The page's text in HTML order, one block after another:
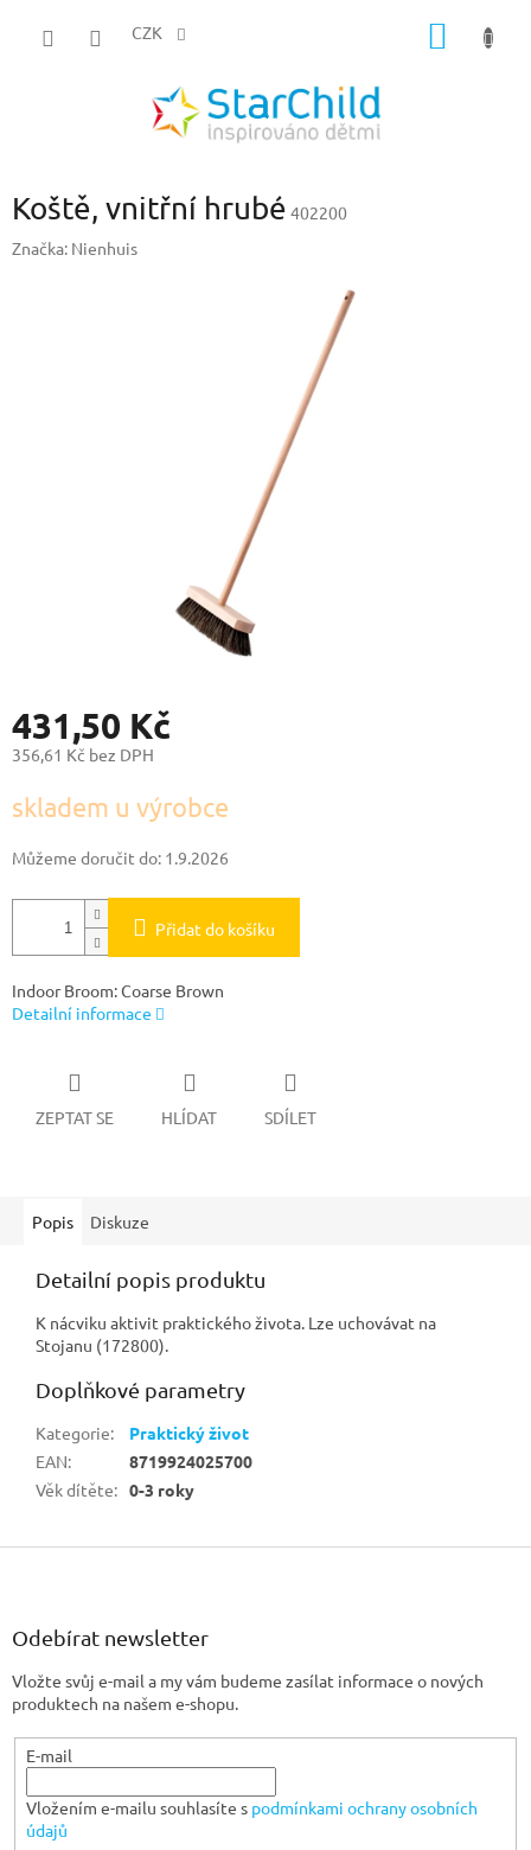
CZK
Koště, vnitřní hrubé 402200
Značka: Nienhuis
431,50 Kč
356,61 Kč bez DPH
cena:
skladem u výrobce
Můžeme doručit do: 1.9.2026
Přidat do košíku
Indoor Broom: Coarse Brown
Detailní informace
ZEPTAT SE HLÍDAT SDÍLET
Popis Diskuze
Detailní popis produktu
K nácviku aktivit praktického života. Lze uchovávat na
Stojanu (172800).
Doplňkové parametry
Kategorie:
Praktický život
EAN:
8719924025700
Věk dítěte: 0-3 roky
Z
Odebírat newsletter
Vložte svůj e-mail a my vám budeme zasílat informace o nových
produktech na našem e-shopu.
E-mail
Vložením e-mailu souhlasíte s podmínkami ochrany osobních
údajů